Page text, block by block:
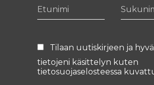
Tilaan uutiskirjeen ja
tietojeni käsittelyn kuten
tietosuojaselosteessa